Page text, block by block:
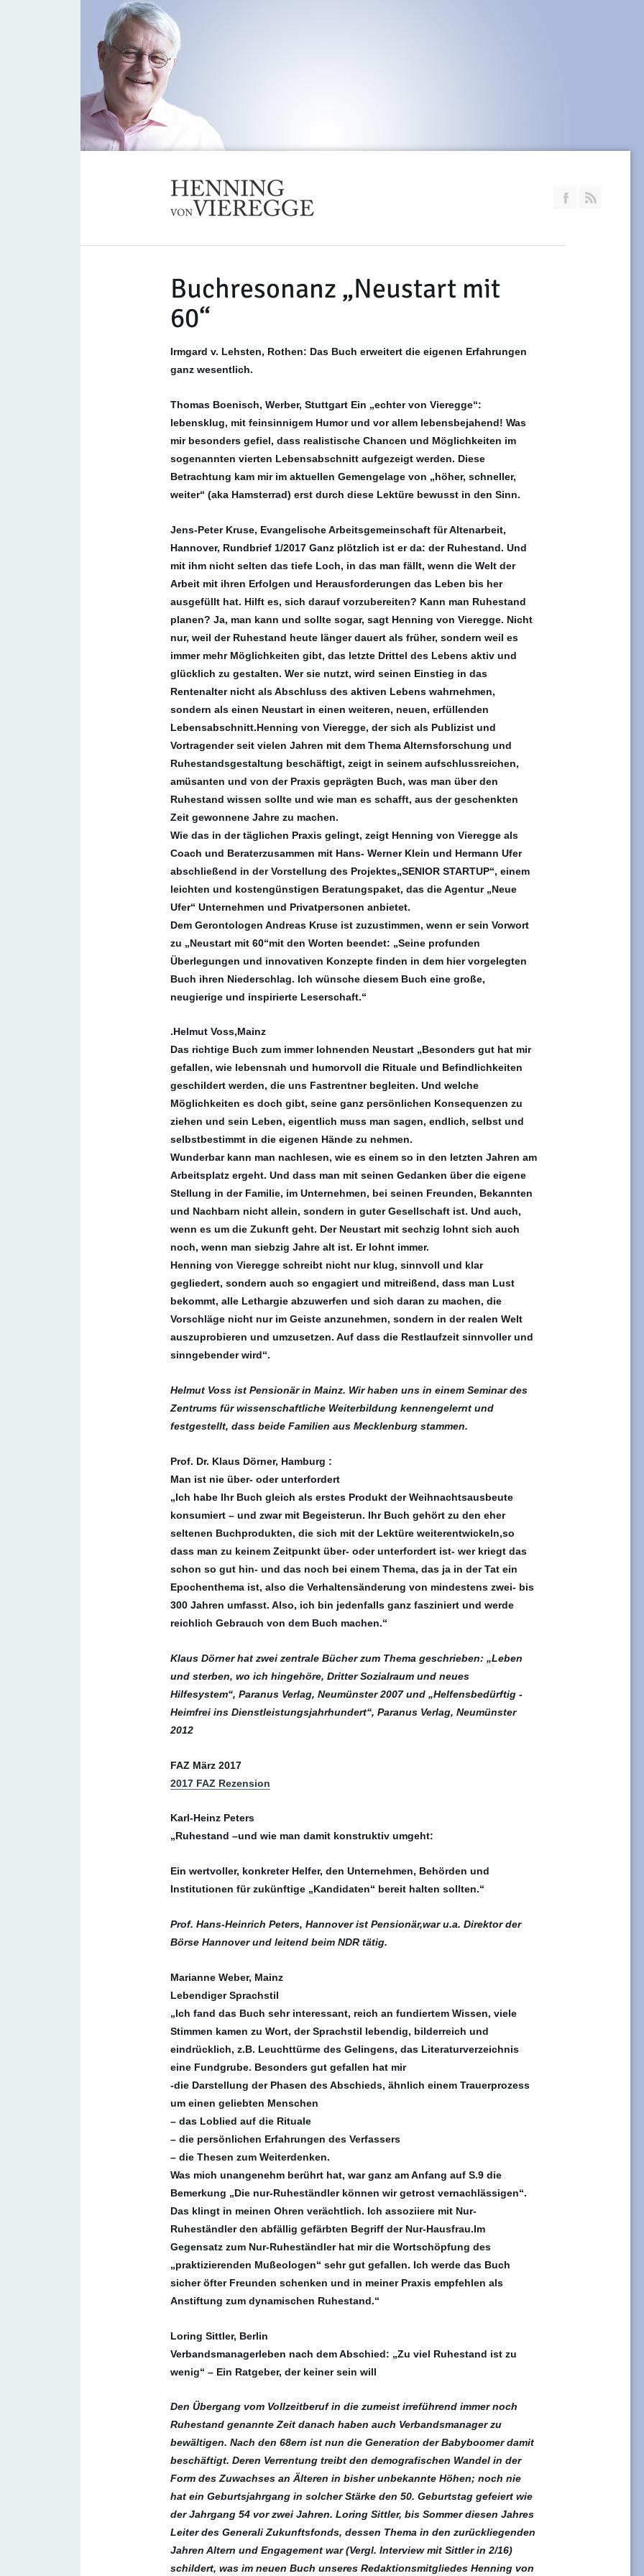
Join our
Buchresonanz „Neustart mit
60“
Irmgard v. Lehsten, Rothen: Das Buch erweitert die eigenen Erfahrungen
ganz wesentlich.
Thomas Boenisch, Werber, Stuttgart Ein „echter von Vieregge“:
lebensklug, mit feinsinnigem Humor und vor allem lebensbejahend! Was
mir besonders gefiel, dass realistische Chancen und Möglichkeiten im
sogenannten vierten Lebensabschnitt aufgezeigt werden. Diese
Betrachtung kam mir im aktuellen Gemengelage von „höher, schneller,
weiter“ (aka Hamsterrad) erst durch diese Lektüre bewusst in den Sinn.
Jens-Peter Kruse, Evangelische Arbeitsgemeinschaft für Altenarbeit,
Hannover, Rundbrief 1/2017 Ganz plötzlich ist er da: der Ruhestand. Und
mit ihm nicht selten das tiefe Loch, in das man fällt, wenn die Welt der
Arbeit mit ihren Erfolgen und Herausforderungen das Leben bis her
ausgefüllt hat. Hilft es, sich darauf vorzubereiten? Kann man Ruhestand
planen? Ja, man kann und sollte sogar, sagt Henning von Vieregge. Nicht
nur, weil der Ruhestand heute länger dauert als früher, sondern weil es
immer mehr Möglichkeiten gibt, das letzte Drittel des Lebens aktiv und
glücklich zu gestalten. Wer sie nutzt, wird seinen Einstieg in das
Rentenalter nicht als Abschluss des aktiven Lebens wahrnehmen,
sondern als einen Neustart in einen weiteren, neuen, erfüllenden
Lebensabschnitt.Henning von Vieregge, der sich als Publizist und
Vortragender seit vielen Jahren mit dem Thema Alternsforschung und
Ruhestandsgestaltung beschäftigt, zeigt in seinem aufschlussreichen,
amüsanten und von der Praxis geprägten Buch, was man über den
Ruhestand wissen sollte und wie man es schafft, aus der geschenkten
Zeit gewonnene Jahre zu machen.
Wie das in der täglichen Praxis gelingt, zeigt Henning von Vieregge als
Coach und Beraterzusammen mit Hans- Werner Klein und Hermann Ufer
abschließend in der Vorstellung des Projektes„SENIOR STARTUP“, einem
leichten und kostengünstigen Beratungspaket, das die Agentur „Neue
Ufer“ Unternehmen und Privatpersonen anbietet.
Dem Gerontologen Andreas Kruse ist zuzustimmen, wenn er sein Vorwort
zu „Neustart mit 60“mit den Worten beendet: „Seine profunden
Überlegungen und innovativen Konzepte finden in dem hier vorgelegten
Buch ihren Niederschlag. Ich wünsche diesem Buch eine große,
neugierige und inspirierte Leserschaft.“
.Helmut Voss,Mainz
Das richtige Buch zum immer lohnenden Neustart „Besonders gut hat mir
gefallen, wie lebensnah und humorvoll die Rituale und Befindlichkeiten
geschildert werden, die uns Fastrentner begleiten. Und welche
Möglichkeiten es doch gibt, seine ganz persönlichen Konsequenzen zu
ziehen und sein Leben, eigentlich muss man sagen, endlich, selbst und
selbstbestimmt in die eigenen Hände zu nehmen.
Wunderbar kann man nachlesen, wie es einem so in den letzten Jahren am
Arbeitsplatz ergeht. Und dass man mit seinen Gedanken über die eigene
Stellung in der Familie, im Unternehmen, bei seinen Freunden, Bekannten
und Nachbarn nicht allein, sondern in guter Gesellschaft ist. Und auch,
wenn es um die Zukunft geht. Der Neustart mit sechzig lohnt sich auch
noch, wenn man siebzig Jahre alt ist. Er lohnt immer.
Henning von Vieregge schreibt nicht nur klug, sinnvoll und klar
gegliedert, sondern auch so engagiert und mitreißend, dass man Lust
bekommt, alle Lethargie abzuwerfen und sich daran zu machen, die
Vorschläge nicht nur im Geiste anzunehmen, sondern in der realen Welt
auszuprobieren und umzusetzen. Auf dass die Restlaufzeit sinnvoller und
sinngebender wird“.
Helmut Voss ist Pensionär in Mainz. Wir haben uns in einem Seminar des
Zentrums für wissenschaftliche Weiterbildung kennengelernt und
festgestellt, dass beide Familien aus Mecklenburg stammen.
Prof. Dr. Klaus Dörner, Hamburg :
Man ist nie über- oder unterfordert
„Ich habe Ihr Buch gleich als erstes Produkt der Weihnachtsausbeute
konsumiert – und zwar mit Begeisterun. Ihr Buch gehört zu den eher
seltenen Buchprodukten, die sich mit der Lektüre weiterentwickeln,so
dass man zu keinem Zeitpunkt über- oder unterfordert ist- wer kriegt das
schon so gut hin- und das noch bei einem Thema, das ja in der Tat ein
Epochenthema ist, also die Verhaltensänderung von mindestens zwei- bis
300 Jahren umfasst. Also, ich bin jedenfalls ganz fasziniert und werde
reichlich Gebrauch von dem Buch machen.“
Klaus Dörner hat zwei zentrale Bücher zum Thema geschrieben: „Leben
und sterben, wo ich hingehöre, Dritter Sozialraum und neues
Hilfesystem“, Paranus Verlag, Neumünster 2007 und „Helfensbedürftig -
Heimfrei ins Dienstleistungsjahrhundert“, Paranus Verlag, Neumünster
2012
FAZ März 2017
2017 FAZ Rezension
Karl-Heinz Peters
„Ruhestand –und wie man damit konstruktiv umgeht:
Ein wertvoller, konkreter Helfer, den Unternehmen, Behörden und
Institutionen für zukünftige „Kandidaten“ bereit halten sollten.“
Prof. Hans-Heinrich Peters, Hannover ist Pensionär,war u.a. Direktor der
Börse Hannover und leitend beim NDR tätig.
Marianne Weber, Mainz
Lebendiger Sprachstil
„Ich fand das Buch sehr interessant, reich an fundiertem Wissen, viele
Stimmen kamen zu Wort, der Sprachstil lebendig, bilderreich und
eindrücklich, z.B. Leuchttürme des Gelingens, das Literaturverzeichnis
eine Fundgrube. Besonders gut gefallen hat mir
-die Darstellung der Phasen des Abschieds, ähnlich einem Trauerprozess
um einen geliebten Menschen
– das Loblied auf die Rituale
– die persönlichen Erfahrungen des Verfassers
– die Thesen zum Weiterdenken.
Was mich unangenehm berührt hat, war ganz am Anfang auf S.9 die
Bemerkung „Die nur-Ruheständler können wir getrost vernachlässigen“.
Das klingt in meinen Ohren verächtlich. Ich assoziiere mit Nur-
Ruheständler den abfällig gefärbten Begriff der Nur-Hausfrau.Im
Gegensatz zum Nur-Ruheständler hat mir die Wortschöpfung des
„praktizierenden Mußeologen“ sehr gut gefallen. Ich werde das Buch
sicher öfter Freunden schenken und in meiner Praxis empfehlen als
Anstiftung zum dynamischen Ruhestand.“
Loring Sittler, Berlin
Verbandsmanagerleben nach dem Abschied: „Zu viel Ruhestand ist zu
wenig“ – Ein Ratgeber, der keiner sein will
Den Übergang vom Vollzeitberuf in die zumeist irreführend immer noch
Ruhestand genannte Zeit danach haben auch Verbandsmanager zu
bewältigen. Nach den 68ern ist nun die Generation der Babyboomer damit
beschäftigt. Deren Verrentung treibt den demografischen Wandel in der
Form des Zuwachses an Älteren in bisher unbekannte Höhen; noch nie
hat ein Geburtsjahrgang in solcher Stärke den 50. Geburtstag gefeiert wie
der Jahrgang 54 vor zwei Jahren. Loring Sittler, bis Sommer diesen Jahres
Leiter des Generali Zukunftsfonds, dessen Thema in den zurückliegenden
Jahren Altern und Engagement war (Vergl. Interview mit Sittler in 2/16)
schildert, was im neuen Buch unseres Redaktionsmitgliedes Henning von